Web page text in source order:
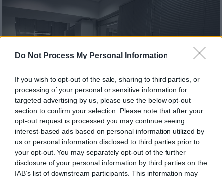
Do Not Process My Personal Information
If you wish to opt-out of the sale, sharing to third parties, or
processing of your personal or sensitive information for
targeted advertising by us, please use the below opt-out
section to confirm your selection. Please note that after your
opt-out request is processed you may continue seeing
interest-based ads based on personal information utilized by
us or personal information disclosed to third parties prior to
your opt-out. You may separately opt-out of the further
disclosure of your personal information by third parties on the
IAB’s list of downstream participants. This information may
Εφορία (ΕUROKINISSI)
Προσθέστε το ΕΘΝΟΣ στη Google